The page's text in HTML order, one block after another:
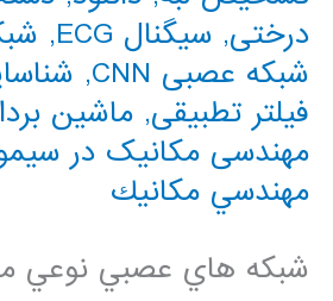
درختی, سیگنال ECG ,
شبکه عصبی CNN
,
فیلتر تطبیقی, ماشین
مهندسی مکانیک در
مهندسي مكانيك
شبكه هاي عصبي نوعي